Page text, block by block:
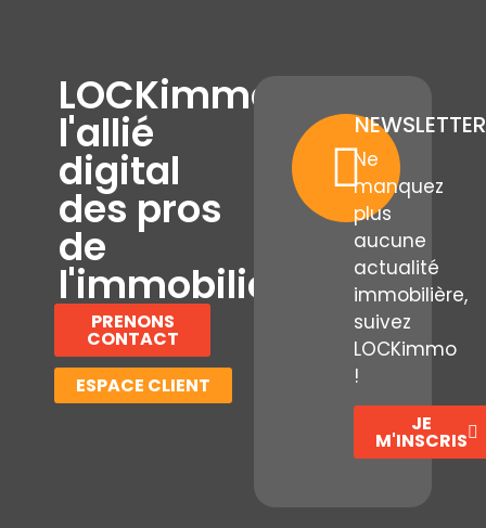
LOCKimmo,
l'allié
digital
des pros
de
l'immobilier
PRENONS
CONTACT
ESPACE CLIENT
NEWSLETTER
Ne
manquez
plus
aucune
actualité
immobilière,
suivez
LOCKimmo
!
JE
M'INSCRIS